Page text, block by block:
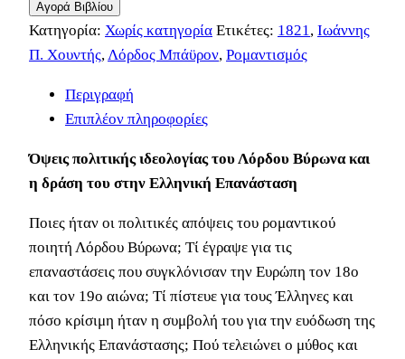
Αγορά Βιβλίου
Κατηγορία: Χωρίς κατηγορία Ετικέτες: 1821 , Ιωάννης
Π. Χουντής, Λόρδος Μπάϋρον, Ρομαντισμός
Περιγραφή
Επιπλέον πληροφορίες
Όψεις πολιτικής ιδεολογίας του Λόρδου Βύρωνα και
η δράση του στην Ελληνική Επανάσταση
Ποιες ήταν οι πολιτικές απόψεις του ρομαντικού
ποιητή Λόρδου Βύρωνα; Τί έγραψε για τις
επαναστάσεις που συγκλόνισαν την Ευρώπη τον 18ο
και τον 19ο αιώνα; Τί πίστευε για τους Έλληνες και
πόσο κρίσιμη ήταν η συμβολή του για την ευόδωση της
Ελληνικής Επανάστασης; Πού τελειώνει ο μύθος και